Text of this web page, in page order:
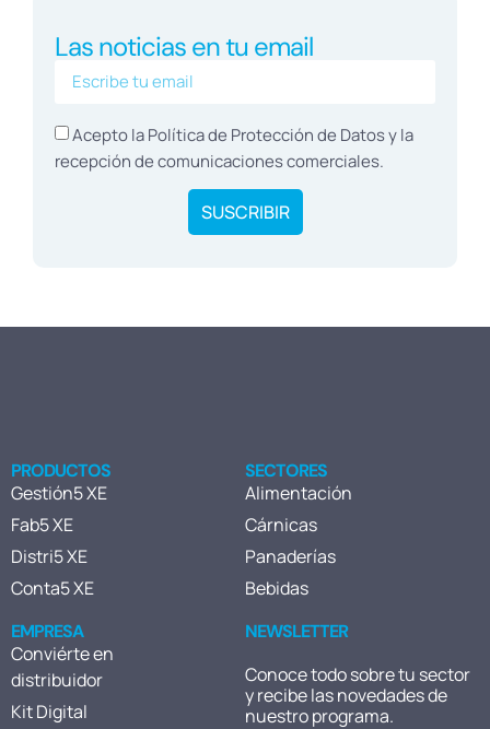
Las noticias en tu email
Acepto la Política de Protección de Datosy la
recepción de comunicaciones comerciales.
SUSCRIBIR
PRODUCTOS
Gestión5 XE
Fab5 XE
Distri5 XE
Conta5 XE
SECTORES
Alimentación
Cárnicas
Panaderías
Bebidas
EMPRESA
Conviérte en
distribuidor
Kit Digital
NEWSLETTER
Conoce todo sobre tu sector
y recibe las novedades de
nuestro programa.